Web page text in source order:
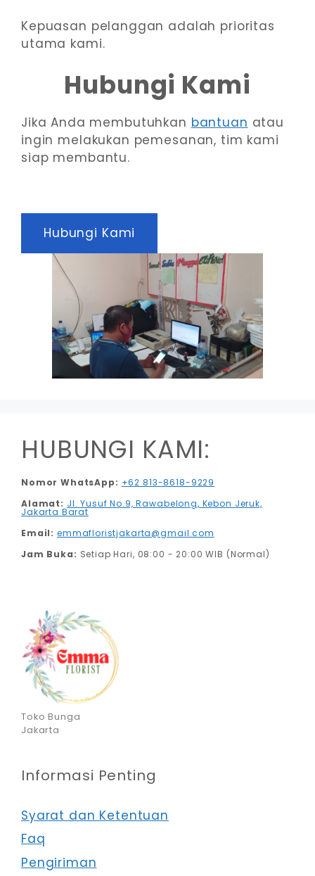
Kepuasan pelanggan adalah prioritas
utama kami.
Hubungi Kami
Jika Anda membutuhkan bantuan atau
ingin melakukan pemesanan, tim kami
siap membantu.
Hubungi Kami
HUBUNGI KAMI:
Nomor WhatsApp: +62 813-8618-9229
Alamat: Jl. Yusuf No.9, Rawabelong, Kebon Jeruk,
Jakarta Barat
Email: emmafloristjakarta@gmail.com
Jam Buka: Setiap Hari, 08:00 - 20:00 WIB (Normal)
Toko Bunga
Jakarta
Informasi Penting
Syarat dan Ketentuan
Faq
Pengiriman